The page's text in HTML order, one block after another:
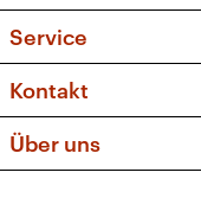
Sendungen
Musikliste
Kakadu –
Frequenzen
Service
FAQ
Apps
Newsletter
Kontakt
Social Media
Über uns